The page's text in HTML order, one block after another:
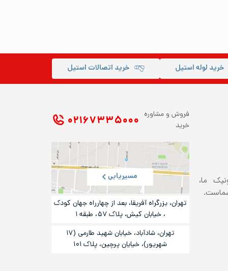
خرید لوله استیل خرید اتصالات استیل
ما،
فروش و مشاوره
خرید
۰۲۱ ۶۷۳۳۵۰۰۰
مسیریابی
تهران، بزرگراه آفریقا، بعد از چهارراه جهان کودک
، خیابان کیش، پلاک ۵۷، طبقه ۱
تهران، شادآباد، خیابان شهید طارمی (۱۷
شهریور)، خیایان پرچین، پلاک ۱۰۱